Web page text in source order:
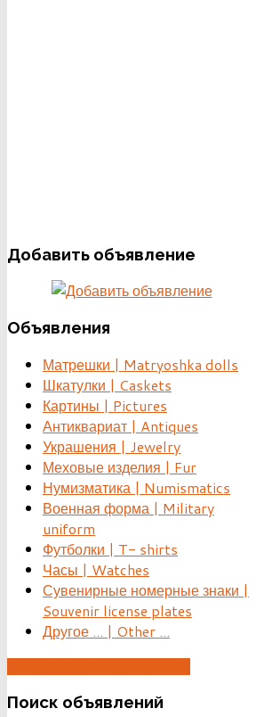
Добавить объявление
Объявления
Матрешки | Matryoshka dolls
Шкатулки | Caskets
Картины | Pictures
Антиквариат | Antiques
Украшения | Jewelry
Меховые изделия | Fur
Нумизматика | Numismatics
Военная форма | Military
uniform
Футболки | T- shirts
Часы | Watches
Сувенирные номерные знаки |
Souvenir license plates
Другое ... | Other ...
Поиск объявлений